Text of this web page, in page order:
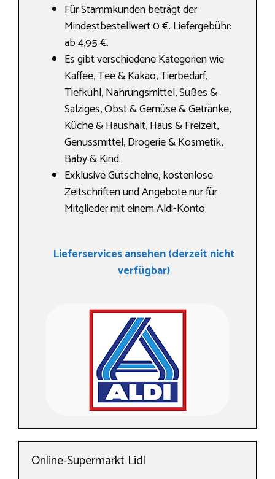
Für Stammkunden beträgt der
Mindestbestellwert 0 €. Liefergebühr:
ab 4,95 €.
Es gibt verschiedene Kategorien wie
Kaffee, Tee & Kakao, Tierbedarf,
Tiefkühl, Nahrungs­mittel, Süßes &
Salziges, Obst & Gemüse & Getränke,
Küche & Haushalt, Haus & Freizeit,
Genussmittel, Drogerie & Kosmetik,
Baby & Kind.
Exklusive Gutscheine, kostenlose
Zeitschriften und Angebote nur für
Mitglieder mit einem Aldi-Konto.
Lieferservices ansehen (derzeit nicht
verfügbar)
Online-Supermarkt Lidl